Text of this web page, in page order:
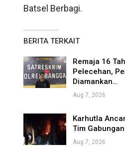
Batsel Berbagi.
BERITA TERKAIT
Remaja 16
Pelecehan,
Diamankan…
Aug 7, 2026
Karhutla
Tim
Aug 7, 2026